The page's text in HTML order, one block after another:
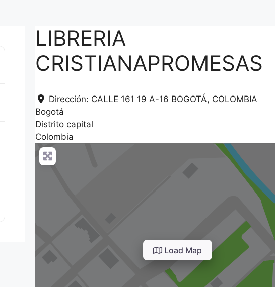
LIBRERIA
CRISTIANAPROMESAS
Dirección: CALLE 161 19 A-16 BOGOTÁ, COLOMBIA
Bogotá
Distrito capital
Colombia
Load Map